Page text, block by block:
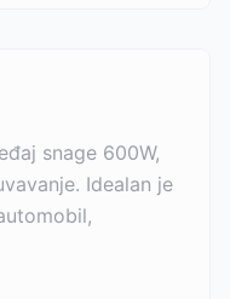
snage 600W,
Idealan je